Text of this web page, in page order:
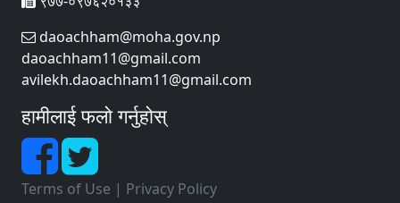
daoachham@moha.gov.np
daoachham11@gmail.com
avilekh.daoachham11@gmail.com
हामीलाई फलो गर्नुहोस्
Terms of Use | Privacy Policy